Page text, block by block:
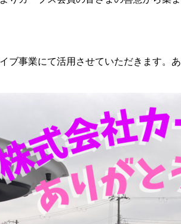
ブ事業にて活用させていただきます。あ